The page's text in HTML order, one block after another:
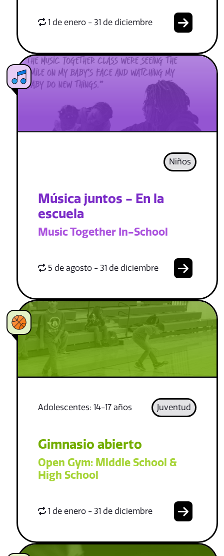
1 de enero - 31 de diciembre
Niños
Música juntos - En la
escuela
Music Together In-School
5 de agosto - 31 de diciembre
Adolescentes: 14-17 años Juventud
Gimnasio abierto
Open Gym: Middle School &
High School
1 de enero - 31 de diciembre